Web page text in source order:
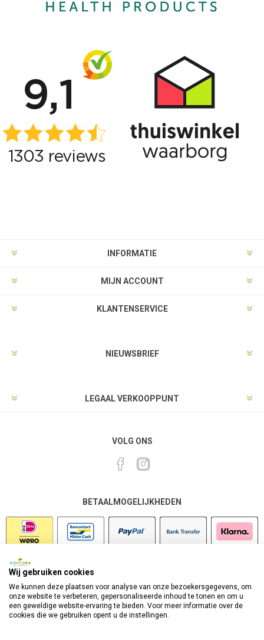
INFORMATIE
MIJN ACCOUNT
KLANTENSERVICE
NIEUWSBRIEF
LEGAAL VERKOOPPUNT
VOLG ONS
BETAALMOGELIJKHEDEN
Wij gebruiken cookies
We kunnen deze plaatsen voor analyse van onze bezoekersgegevens, om
onze website te verbeteren, gepersonaliseerde inhoud te tonen en om u
een geweldige website-ervaring te bieden. Voor meer informatie over de
cookies die we gebruiken opent u de instellingen.